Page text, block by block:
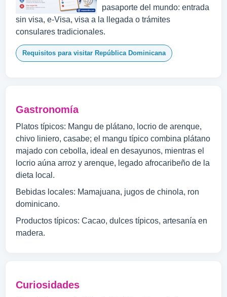
pasaporte del mundo: entrada
sin visa, e-Visa, visa a la llegada o trámites
consulares tradicionales.
Requisitos para visitar República Dominicana
Gastronomía
Platos típicos: Mangu de plátano, locrio de arenque,
chivo liniero, casabe; el mangu típico combina plátano
majado con cebolla, ideal en desayunos, mientras el
locrio aúna arroz y arenque, legado afrocaribeño de la
dieta local.
Bebidas locales: Mamajuana, jugos de chinola, ron
dominicano.
Productos típicos: Cacao, dulces típicos, artesanía en
madera.
Curiosidades